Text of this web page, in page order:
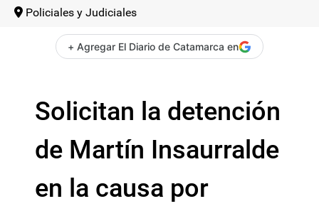
Policiales y Judiciales
+ Agregar El Diario de Catamarca en
Solicitan la detención
de Martín Insaurralde
en la causa por